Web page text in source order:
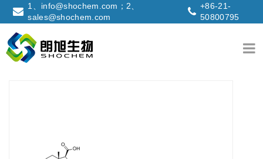
1、info@shochem.com；2、
sales@shochem.com
+86-21-
50800795